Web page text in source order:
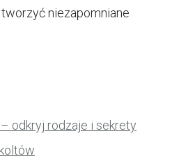
niezapomniane
odkryj rodzaje i sekrety